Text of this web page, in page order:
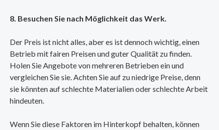
8. Besuchen Sie nach Möglichkeit das Werk.
Der Preis ist nicht alles, aber es ist dennoch wichtig, einen
Betrieb mit fairen Preisen und guter Qualität zu finden.
Holen Sie Angebote von mehreren Betrieben ein und
vergleichen Sie sie. Achten Sie auf zu niedrige Preise, denn
sie könnten auf schlechte Materialien oder schlechte Arbeit
hindeuten.
Wenn Sie diese Faktoren im Hinterkopf behalten, können